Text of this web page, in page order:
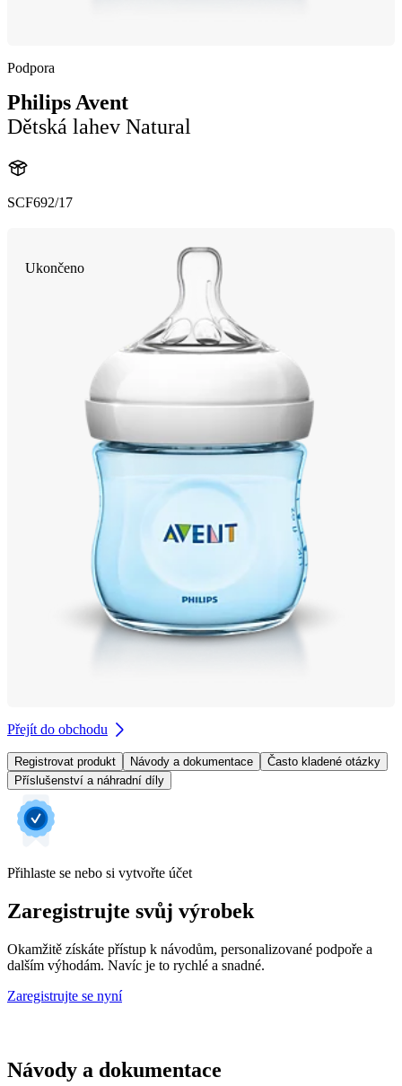
Podpora
Philips Avent
Dětská lahev Natural
SCF692/17
Ukončeno
Přejít do obchodu
Registrovat produkt Návody a dokumentace
Často kladené otázky
Příslušenství a náhradní díly
Přihlaste se nebo si vytvořte účet
Zaregistrujte svůj výrobek
Okamžitě získáte přístup k návodům, personalizované podpoře a
dalším výhodám. Navíc je to rychlé a snadné.
Zaregistrujte se nyní
Návody a dokumentace